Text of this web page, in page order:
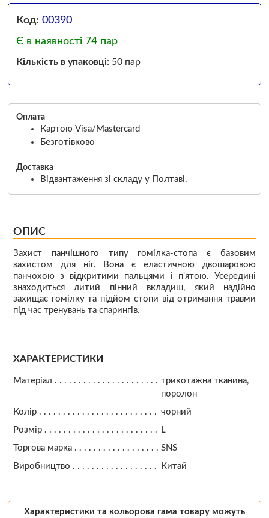
Код: 00390
Є в наявності 74 пар
Кількість в упаковці:50 пар
Оплата
Картою Visa/Mastercard
Безготівково
Доставка
Відвантаження зі складу у Полтаві.
ОПИС
Захист панчішного типу гомілка-стопа є базовим
захистом для ніг. Вона є еластичною двошаровою
панчохою з відкритими пальцями і п'ятою. Усередині
знаходиться литий пінний вкладиш, який надійно
захищає гомілку та підйом стопи від отримання травми
під час тренувань та спарингів.
ХАРАКТЕРИСТИКИ
Матеріал
трикотажна тканина,
поролон
Колір
чорний
Розмір
L
Торгова марка
SNS
Виробництво
Китай
Характеристики та кольорова гама товару можуть